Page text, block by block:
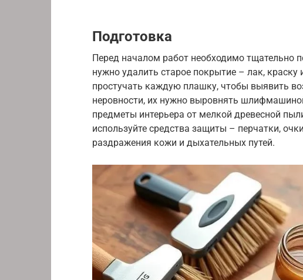
Подготовка
Перед началом работ необходимо тщательно
нужно удалить старое покрытие – лак,
простучать каждую плашку, чтобы выявить
неровности, их нужно выровнять
предметы интерьера от мелкой древесной
используйте средства защиты – перчатки,
раздражения кожи и дыхательных путей.